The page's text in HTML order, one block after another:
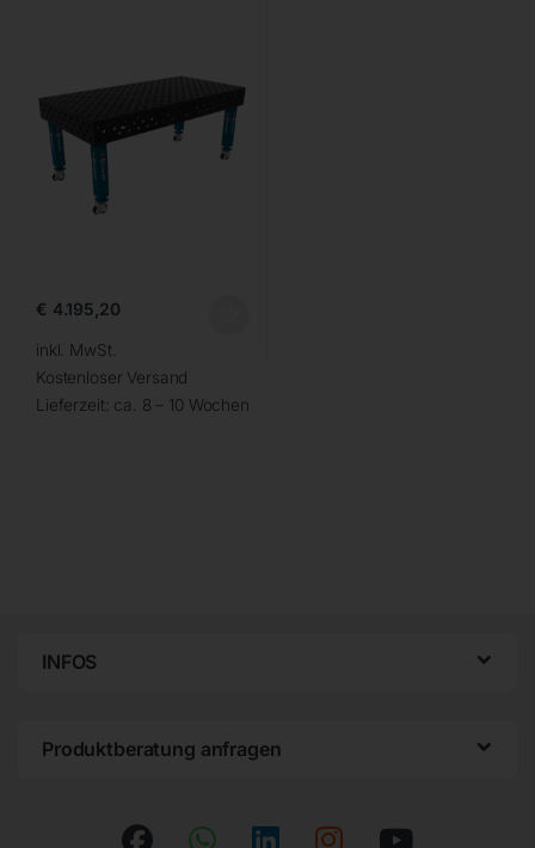
€ 4.195,20
inkl. MwSt.
Kostenloser Versand
Lieferzeit: ca. 8 – 10 Wochen
INFOS
Produktberatung anfragen